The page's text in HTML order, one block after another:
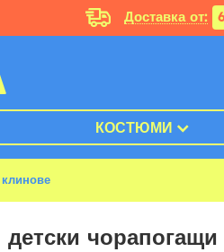
Доставка от:
КОСТЮМИ